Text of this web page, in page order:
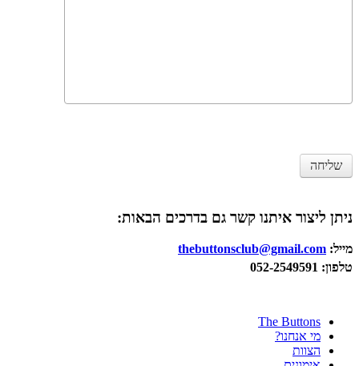
שליחה
ניתן ליצור איתנו קשר גם בדרכים הבאות:
מייל: thebuttonsclub@gmail.com
טלפון: 052-2549591
The Buttons
מי אנחנו?
הצוות